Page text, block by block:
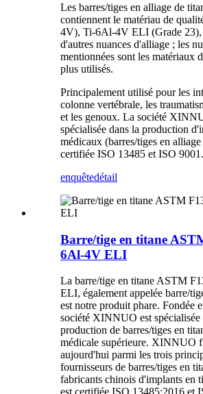
Les barres/tiges en alliage de
contiennent le matériau de
4V), Ti-6Al-4V ELI (Grade
d'autres nuances d'alliage ; les
mentionnées sont les matériaux
plus utilisés.
Principalement utilisé pour les
colonne vertébrale, les
et les genoux. La société
spécialisée dans la production
médicaux (barres/tiges en
certifiée ISO 13485 et ISO 9001.
enquêtedétail
Barre/tige en titane
6Al-4V ELI
La barre/tige en titane ASTM
ELI, également appelée barre/
est notre produit phare. Fondée
société XINNUO est spécialisée
production de barres/tiges en
médicale supérieure. XINNUO
aujourd'hui parmi les trois
fournisseurs de barres/tiges en
fabricants chinois d'implants en